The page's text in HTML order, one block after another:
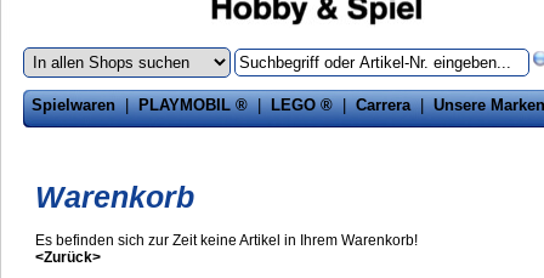
Spielwaren|PLAYMOBIL ®|LEGO ®|Carrera|Unsere Marken
Warenkorb
Es befinden sich zur Zeit keine Artikel in Ihrem Warenkorb!
<Zurück>